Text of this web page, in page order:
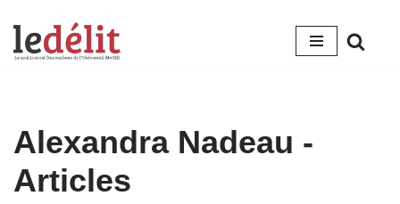
Aller
Alexandra Nadeau -
Articles